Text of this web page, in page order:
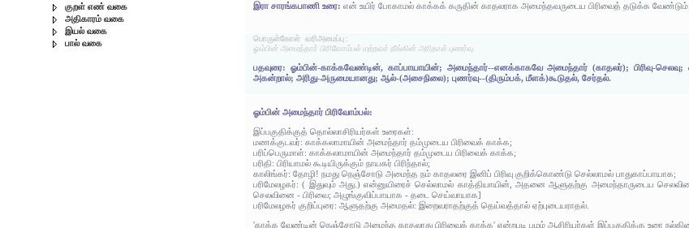
குறள் எண் வகை
அதிகாரம் வகை
இயல் வகை
பால் வகை
இரா சாரங்கபாணி உரை:என் உயிர் போகாமல் காக்கக் கருதின் காதலராக அமைந்தவருடைய பிரிவைத் தடுக்க வேண்டும்.
பொருள்கோள் வரிஅமைப்பு:
ஓம்பின் அமைந்தார் பிரிவோம்பல் மற்றவர் நீங்கின் அரிதால் புணர்வு.
பதவுரை: ஓம்பின்-காக்கவேண்டின், காப்பாயாயின்; அமைந்தார்--எனக்காகவே அமைந்தார் (காதலர்); பிரிவு-
அகன்றால்; அரிது-அருமையானது; ஆல்-(அசைநிலை); புணர்வு--(திரும்பக், மீளக்)கூடுதல், சேர்தல்.
ஓம்பின் அமைந்தார் பிரிவோம்பல்:
இப்பகுதிக்குத் தொல்லாசிரியர்கள் உரைகள்:
மணக்குடவர்: காக்கலாமாயின் அமைந்தார் தம்முடைய பிரிவைக் காக்க;
பரிப்பெருமாள்: காக்கலாமாயின் அமைந்தார் தம்முடைய பிரிவைக் காக்க;
பரிதி: பிரியாமல் கூடியிருக்கும் நாயகர் பிரிந்தால்;
காலிங்கர்: தோழி! நமது நெஞ்சோடு அமைந்த நம் காதலரை இனிப் பிரிவு குறிக்கொண்டு செல்லாமல் பாதுகாப்பாயாக;
பரிமேலழகர்: ( இதுவும் அது.) என்னுயிரைச் செல்லாமல் காத்தியாயின், அதனை ஆளுதற்கு அமைந்தாருடைய
செலவினை - பிரிவை; அழுங்குவிப்பாயாக - தடை செய்வாயாக]
பரிமேலழகர் குறிப்புரை: ஆளுதற்கு அமைதல்: இறைவராதற்குத் தெய்வத்தால் ஏற்புடையராதல்.
'காக்க வேண்டின் நெஞ்சோடு அமைந்த காதலரது பிரிவைக் காக்க' என்றபடி பழம் ஆசிரியர்கள் இப்பகுதிக்கு உரை